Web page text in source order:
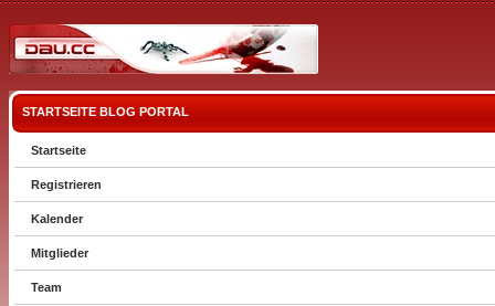
STARTSEITE BLOG PORTAL
Startseite
Registrieren
Kalender
Mitglieder
Team